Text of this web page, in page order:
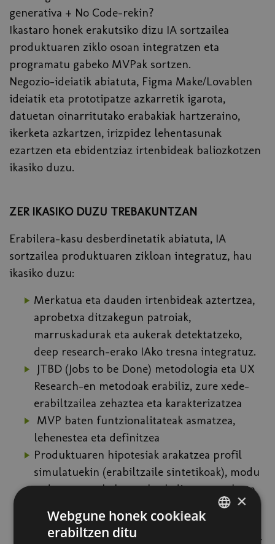
generativa + No Code-rekin?
Ikastaro honek erakutsiko dizu IA sortzailea
produktuaren ziklo osoan integratzen eta
programatu gabeko MVPak sortzen.
Negozio-ideiatik abiatuta, Figma Make/Lovablen
ideiatik eta prototipatze azkarretik igarota,
datuetan oinarritutako erabakiak hartzeraino,
ikerketa azkartzen, irizpidez lehentasunak
ezartzen eta ebidentziaz irtenbideak baliozkotzen
ikasiko duzu.
ZER IKASIKO DUZU TREBAKUNTZAN
Erabilera-kasu desberdinetatik abiatuta, IA
sortzailea produktuaren zikloan integratuz, hau
ikasiko duzu:
Merkatua eta dauden irtenbideak aztertzea,
aprobetxa ditzakegun patroiak,
marruskadurak eta aukerak detektatzeko,
deep research-erako IAko tresna integratuz.
JTBD (Jobs to be Done) metodologia eta UX
Research-en metodoak erabiliz, zure xede-
erabiltzailea zehaztea eta karakterizatzea
MVP baten funtzionalitateak asmatzea,
lehenestea eta definitzea
Produktuaren hipotesiak arakatzea profil
simulatuekin (erabiltzaile sintetikoak), modu
arduratsuan, beharrezkoak diren mugak eta
Lovable / Figma Make eta bestelako No Code
erremintei buruzkoa, ideiatik prototipo azkar
×
Webgune honek cookieak
erabiltzen ditu